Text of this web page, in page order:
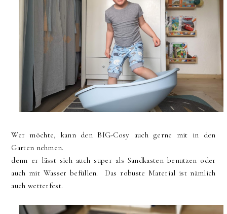
Wer möchte, kann den BIG-Cosy auch gerne mit in den
Garten nehmen.
denn er lässt sich auch super als Sandkasten benutzen oder
auch mit Wasser befüllen. Das robuste Material ist nämlich
auch wetterfest.